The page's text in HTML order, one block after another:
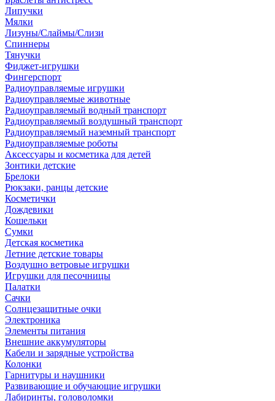
Липучки
Мялки
Лизуны/Слаймы/Слизи
Спиннеры
Тянучки
Фиджет-игрушки
Фингерспорт
Радиоуправляемые игрушки
Радиоуправляемые животные
Радиоуправляемый водный транспорт
Радиоуправляемый воздушный транспорт
Радиоуправляемый наземный транспорт
Радиоуправляемые роботы
Аксессуары и косметика для детей
Зонтики детские
Брелоки
Рюкзаки, ранцы детские
Косметички
Дождевики
Кошельки
Сумки
Детская косметика
Летние детские товары
Воздушно ветровые игрушки
Игрушки для песочницы
Палатки
Сачки
Солнцезащитные очки
Электроника
Элементы питания
Внешние аккумуляторы
Кабели и зарядные устройства
Колонки
Гарнитуры и наушники
Развивающие и обучающие игрушки
Лабиринты, головоломки